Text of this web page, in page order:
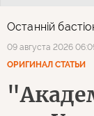
Останнiй
09 августа 2026
ОРИГИНАЛ СТАТЬИ